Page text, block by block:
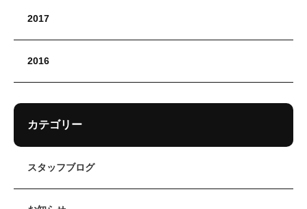
2017
2016
カテゴリー
スタッフブログ